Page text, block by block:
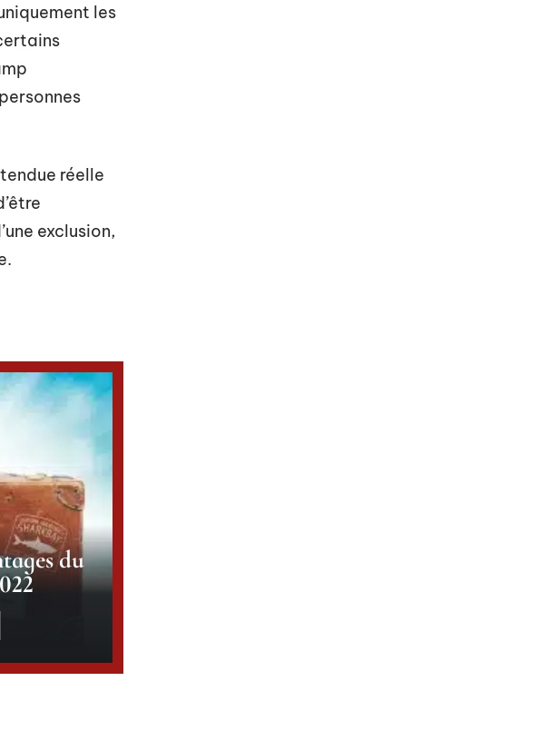
les
réelle
exclusion,
du